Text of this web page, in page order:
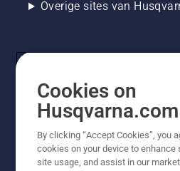
Overige sites van
© Husqvarna AB (publ). Alle
Cookies on
Husqvarna.com
By clicking “Accept Cookies”, you
cookies on your device to enhance
site usage, and assist in our